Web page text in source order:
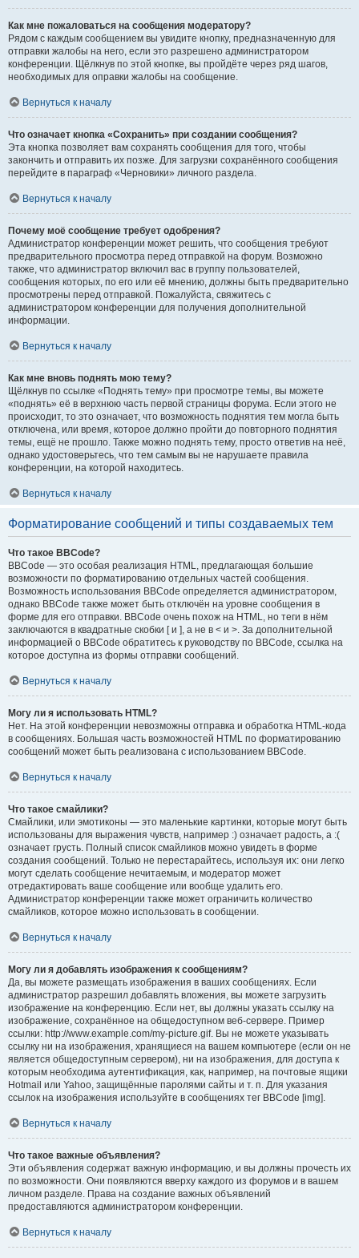
Как мне пожаловаться на сообщения модератору?
Рядом с каждым сообщением вы увидите кнопку, предназначенную для
отправки жалобы на него, если это разрешено администратором
конференции. Щёлкнув по этой кнопке, вы пройдёте через ряд шагов,
необходимых для оправки жалобы на сообщение.
Вернуться к началу
Что означает кнопка «Сохранить» при создании сообщения?
Эта кнопка позволяет вам сохранять сообщения для того, чтобы
закончить и отправить их позже. Для загрузки сохранённого сообщения
перейдите в параграф «Черновики» личного раздела.
Вернуться к началу
Почему моё сообщение требует одобрения?
Администратор конференции может решить, что сообщения требуют
предварительного просмотра перед отправкой на форум. Возможно
также, что администратор включил вас в группу пользователей,
сообщения которых, по его или её мнению, должны быть предварительно
просмотрены перед отправкой. Пожалуйста, свяжитесь с
администратором конференции для получения дополнительной
информации.
Вернуться к началу
Как мне вновь поднять мою тему?
Щёлкнув по ссылке «Поднять тему» при просмотре темы, вы можете
«поднять» её в верхнюю часть первой страницы форума. Если этого не
происходит, то это означает, что возможность поднятия тем могла быть
отключена, или время, которое должно пройти до повторного поднятия
темы, ещё не прошло. Также можно поднять тему, просто ответив на неё,
однако удостоверьтесь, что тем самым вы не нарушаете правила
конференции, на которой находитесь.
Вернуться к началу
Форматирование сообщений и типы создаваемых тем
Что такое BBCode?
BBCode — это особая реализация HTML, предлагающая большие
возможности по форматированию отдельных частей сообщения.
Возможность использования BBCode определяется администратором,
однако BBCode также может быть отключён на уровне сообщения в
форме для его отправки. BBCode очень похож на HTML, но теги в нём
заключаются в квадратные скобки [ и ], а не в < и >. За дополнительной
информацией о BBCode обратитесь к руководству по BBCode, ссылка на
которое доступна из формы отправки сообщений.
Вернуться к началу
Могу ли я использовать HTML?
Нет. На этой конференции невозможны отправка и обработка HTML-кода
в сообщениях. Большая часть возможностей HTML по форматированию
сообщений может быть реализована с использованием BBCode.
Вернуться к началу
Что такое смайлики?
Смайлики, или эмотиконы — это маленькие картинки, которые могут быть
использованы для выражения чувств, например :) означает радость, а :(
означает грусть. Полный список смайликов можно увидеть в форме
создания сообщений. Только не перестарайтесь, используя их: они легко
могут сделать сообщение нечитаемым, и модератор может
отредактировать ваше сообщение или вообще удалить его.
Администратор конференции также может ограничить количество
смайликов, которое можно использовать в сообщении.
Вернуться к началу
Могу ли я добавлять изображения к сообщениям?
Да, вы можете размещать изображения в ваших сообщениях. Если
администратор разрешил добавлять вложения, вы можете загрузить
изображение на конференцию. Если нет, вы должны указать ссылку на
изображение, сохранённое на общедоступном веб-сервере. Пример
ссылки: http://www.example.com/my-picture.gif. Вы не можете указывать
ссылку ни на изображения, хранящиеся на вашем компьютере (если он не
является общедоступным сервером), ни на изображения, для доступа к
которым необходима аутентификация, как, например, на почтовые ящики
Hotmail или Yahoo, защищённые паролями сайты и т. п. Для указания
ссылок на изображения используйте в сообщениях тег BBCode [img].
Вернуться к началу
Что такое важные объявления?
Эти объявления содержат важную информацию, и вы должны прочесть их
по возможности. Они появляются вверху каждого из форумов и в вашем
личном разделе. Права на создание важных объявлений
предоставляются администратором конференции.
Вернуться к началу